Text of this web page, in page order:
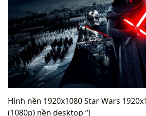
Hình nền 1920x1080 Star Wars
(1080p) nền desktop “]